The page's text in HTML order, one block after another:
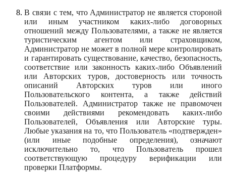
В связи с тем, что Администратор не является стороной
или иным участником каких-либо договорных
отношений между Пользователями, а также не является
туристическим агентом или страховщиком,
Администратор не может в полной мере контролировать
и гарантировать существование, качество, безопасность,
соответствие или законность каких-либо Объявлений
или Авторских туров, достоверность или точность
описаний Авторских туров или иного
Пользовательского контента, а также действий
Пользователей. Администратор также не правомочен
своими действиями рекомендовать каких-либо
Пользователей, Объявления или Авторские туры.
Любые указания на то, что Пользователь «подтвержден»
(или иные подобные определения), означают
исключительно то, что Пользователь прошел
соответствующую процедуру верификации или
проверки Платформы.